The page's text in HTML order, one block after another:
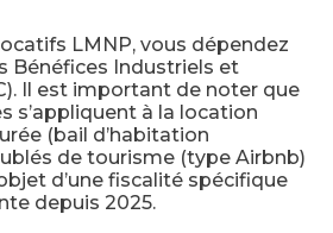
LMNP, vous dépendez
Bénéfices Industriels et
Il est important de noter que
s’appliquent à la location
(bail d’habitation
de tourisme (type Airbnb)
d’une fiscalité spécifique
depuis 2025.